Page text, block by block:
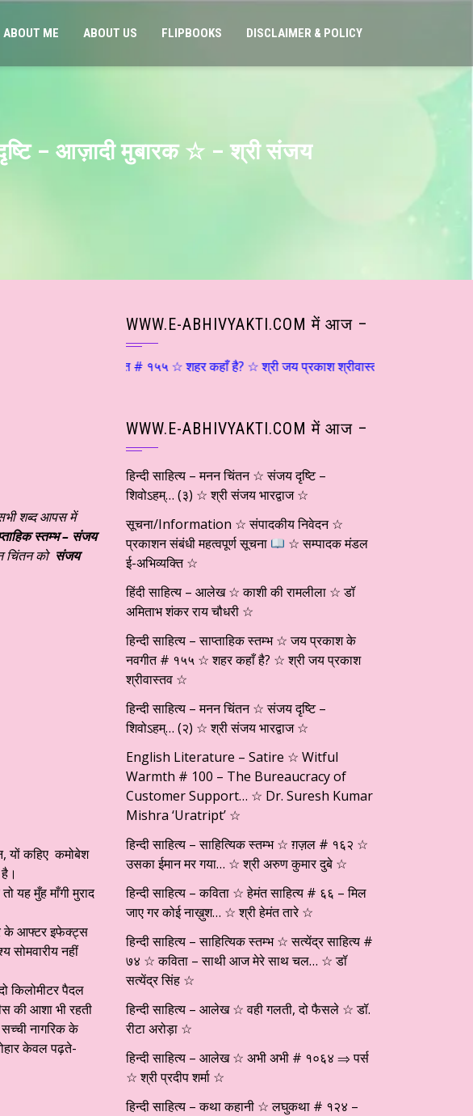
ABOUT ME ABOUT US FLIPBOOKS DISCLAIMER & POLICY
– आज़ादी मुबारक ☆ – श्री संजय
शब्द आपस में
स्तम्भ – संजय
चिंतन को संजय
यों कहिए कमोबेश
यह मुँह माँगी मुराद
के आफ्टर इफेक्ट्स
सोमवारीय नहीं
किलोमीटर पैदल
की आशा भी रहती
सच्ची नागरिक के
केवल पढ़ते-
WWW.E-ABHIVYAKTI.COM में आज –
जय प्रकाश के नवगीत # १५५ ☆ शहर कहाँ है? ☆ श्री जय प्रकाश श्रीवास्तव ☆ हिन्दी
WWW.E-ABHIVYAKTI.COM में आज –
हिन्दी साहित्य – मनन चिंतन ☆ संजय दृष्टि –
शिवोऽहम्… (३) ☆ श्री संजय भारद्वाज ☆
सूचना/Information ☆ संपादकीय निवेदन ☆
प्रकाशन संबंधी महत्वपूर्ण सूचना
☆ सम्पादक मंडल
ई-अभिव्यक्ति ☆
हिंदी साहित्य – आलेख ☆ काशी की रामलीला ☆ डॉ
अमिताभ शंकर राय चौधरी ☆
हिन्दी साहित्य – साप्ताहिक स्तम्भ ☆ जय प्रकाश के
नवगीत # १५५ ☆ शहर कहाँ है? ☆ श्री जय प्रकाश
श्रीवास्तव ☆
हिन्दी साहित्य – मनन चिंतन ☆ संजय दृष्टि –
शिवोऽहम्… (२) ☆ श्री संजय भारद्वाज ☆
English Literature – Satire ☆ Witful
Warmth # 100 – The Bureaucracy of
Customer Support… ☆ Dr. Suresh Kumar
Mishra ‘Uratript’ ☆
हिन्दी साहित्य – साहित्यिक स्तम्भ ☆ ग़ज़ल # १६२ ☆
उसका ईमान मर गया… ☆ श्री अरुण कुमार दुबे ☆
हिन्दी साहित्य – कविता ☆ हेमंत साहित्य # ६६ – मिल
जाए गर कोई नाख़ुश… ☆ श्री हेमंत तारे ☆
हिन्दी साहित्य – साहित्यिक स्तम्भ ☆ सत्येंद्र साहित्य #
७४ ☆ कविता – साथी आज मेरे साथ चल… ☆ डॉ
सत्येंद्र सिंह ☆
हिन्दी साहित्य – आलेख ☆ वही गलती, दो फैसले ☆ डॉ.
रीटा अरोड़ा ☆
हिन्दी साहित्य – आलेख ☆ अभी अभी # १०६४ ⇒ पर्स
☆ श्री प्रदीप शर्मा ☆
हिन्दी साहित्य – कथा कहानी ☆ लघुकथा # १२४ –